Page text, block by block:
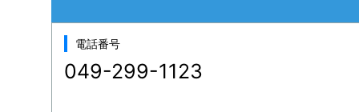
電話番号
049-299-1123